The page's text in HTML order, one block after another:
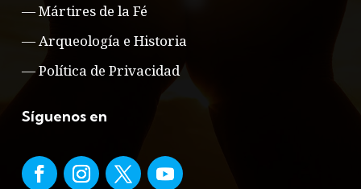
—Mártires de la Fé
—Arqueología e Historia
—Política de Privacidad
Síguenos en